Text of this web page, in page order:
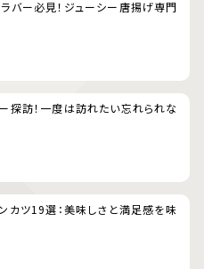
バー必見！ジューシー唐揚げ専門
探訪！一度は訪れたい忘れられな
カツ19選：美味しさと満足感を味